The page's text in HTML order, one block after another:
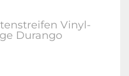
Vinyl-
Durango